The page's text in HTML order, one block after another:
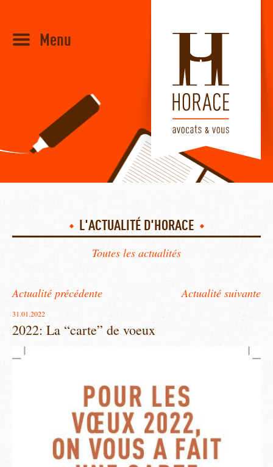
Menu
L'ACTUALITÉ D'HORACE
Toutes les actualités
Actualité précédente Actualité suivante
31.01.2022
2022: La “carte” de voeux